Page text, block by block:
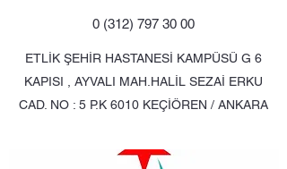
0 (312) 797 30 00
ETLİK ŞEHİR HASTANESİ KAMPÜSÜ G 6
KAPISI , AYVALI MAH.HALİL SEZAİ ERKU
CAD. NO : 5 P.K 6010 KEÇİÖREN / ANKARA